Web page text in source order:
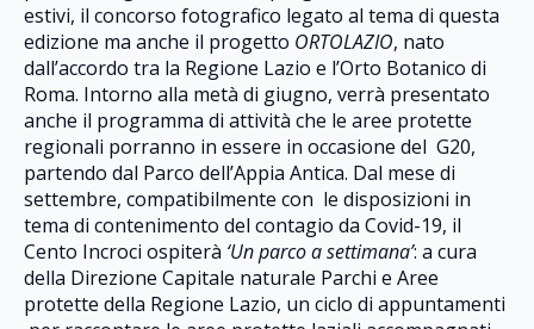
estivi, il concorso fotografico legato al tema di questa
edizione ma anche il progetto ORTOLAZIO, nato
dall’accordo tra la Regione Lazio e l’Orto Botanico di
Roma. Intorno alla metà di giugno, verrà presentato
anche il programma di attività che le aree protette
regionali porranno in essere in occasione del G20,
partendo dal Parco dell’Appia Antica. Dal mese di
settembre, compatibilmente con le disposizioni in
tema di contenimento del contagio da Covid-19, il
Cento Incroci ospiterà ‘Un parco a settimana’: a cura
della Direzione Capitale naturale Parchi e Aree
protette della Regione Lazio, un ciclo di appuntamenti